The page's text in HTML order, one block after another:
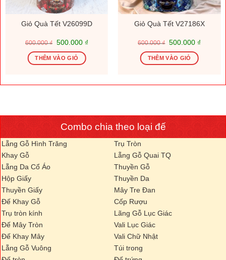
Giỏ Quà Tết V26099D
600.000₫
Giá
là:
600.000 ₫.
500.000 ₫Giá
THÊM VÀO GIỎ
Giỏ Quà Tết V27186X
600.000₫
Giá
là:
600.000 ₫.
500.000 ₫Giá
THÊM VÀO GIỎ
Combo chia theo loại đế
Lẵng Gỗ Hình Trăng
Trụ Tròn
Khay Gỗ
Lẵng Gỗ Quai TQ
Lẵng Da Cổ Áo
Thuyền Gỗ
Hộp Giấy
Thuyền Da
Thuyền Giấy
Mây Tre Đan
Đế Khay Gỗ
Cốp Rượu
Trụ tròn kính
Lãng Gỗ Lục Giác
Đế Mây Tròn
Vali Lục Giác
Đế Khay Mây
Vali Chữ Nhật
Lẵng Gỗ Vuông
Túi trong